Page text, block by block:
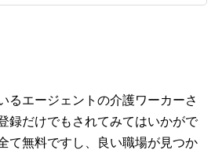
るエージェントの介護ワーカーさ
録だけでもされてみてはいかがで
て無料ですし、良い職場が見つか